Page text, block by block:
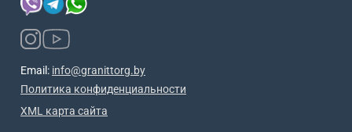
Email: info@granittorg.by
Политика конфиденциальности
XML карта сайта